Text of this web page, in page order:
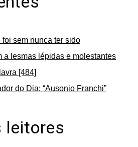
foi sem nunca ter sido
a lesmas lépidas e molestantes
[484]
do Dia: “Ausonio Franchi”
leitores